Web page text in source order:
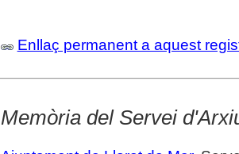
Enllaç permanent a aquest
Memòria del Servei